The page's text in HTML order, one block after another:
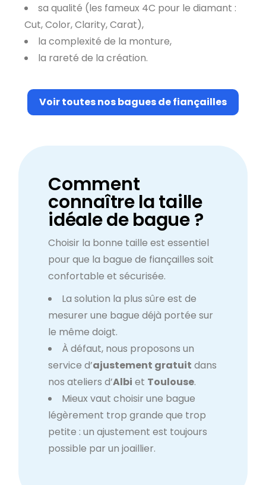
sa qualité (les fameux 4C pour le diamant :
Cut, Color, Clarity, Carat),
la complexité de la monture,
la rareté de la création.
Voir toutes nos bagues de fiançailles
Comment
connaître la taille
idéale de bague ?
Choisir la bonne taille est essentiel
pour que la bague de fiançailles soit
confortable et sécurisée.
La solution la plus sûre est de
mesurer une bague déjà portée sur
le même doigt.
À défaut, nous proposons un
service d’ajustement gratuit dans
nos ateliers d’Albi et Toulouse.
Mieux vaut choisir une bague
légèrement trop grande que trop
petite : un ajustement est toujours
possible par un joaillier.